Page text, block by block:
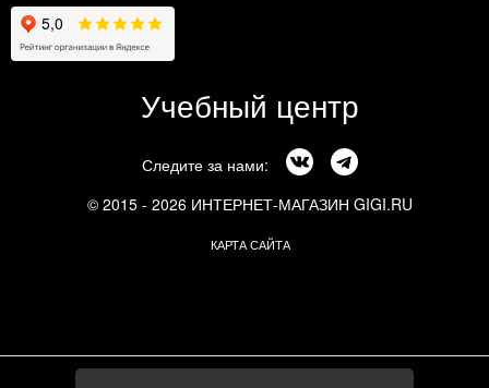
Учебный центр
Следите за нами:
© 2015 - 2026 ИНТЕРНЕТ-МАГАЗИН GIGI.RU
КАРТА САЙТА